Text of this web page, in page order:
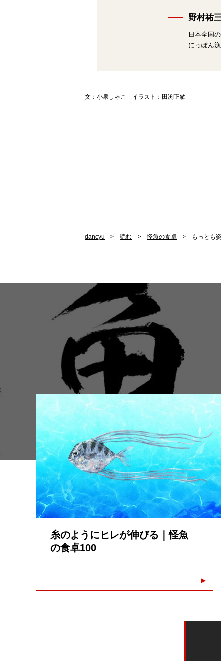
野村祐
日本全国
にっぽん
文：小泉しゃこ イラスト：田渕正敏
dancyu 読む 怪魚の食卓 もっとも
糸のようにヒレが伸びる｜怪魚
の食卓100